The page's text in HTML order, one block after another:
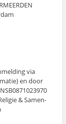
via
en door
& Samen-